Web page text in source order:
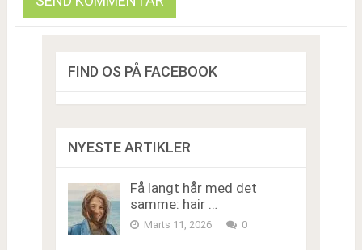
FIND OS PÅ FACEBOOK
NYESTE ARTIKLER
Få langt hår med det
samme: hair …
Marts 11, 2026 0